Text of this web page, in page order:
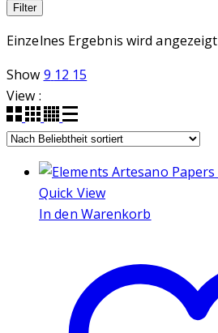
Filter
Einzelnes Ergebnis wird angezeigt
Show 9 12 15
View :
Quick View
In den Warenkorb